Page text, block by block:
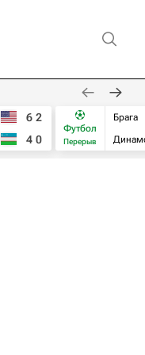
6 2
4 0
Футбол
Перерыв
Брага